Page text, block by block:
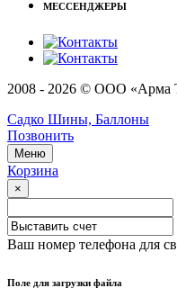
МЕССЕНДЖЕРЫ
2008 - 2026 © ООО «Арма
Садко Шины, Баллоны
Позвонить
Меню
Корзина
×
Ваш номер телефона для
Поле для загрузки файла